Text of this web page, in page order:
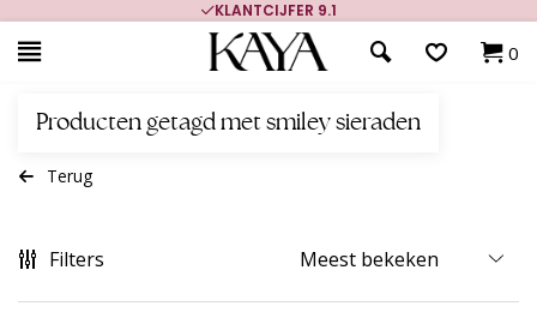
KLANTCIJFER 9.1
0
Producten getagd met smiley sieraden
Terug
Filters